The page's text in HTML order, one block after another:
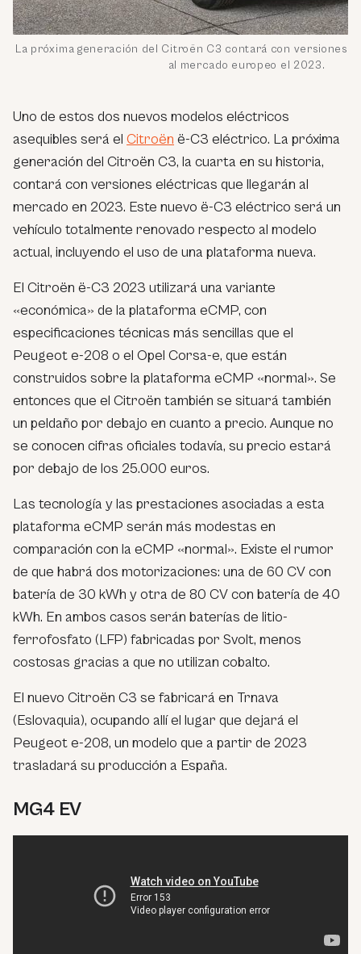
La próxima generación del Citroën C3 contará con versiones
al mercado europeo el 2023.
Uno de estos dos nuevos modelos eléctricos
asequibles será el Citroën ë-C3 eléctrico. La próxima
generación del Citroën C3, la cuarta en su historia,
contará con versiones eléctricas que llegarán al
mercado en 2023. Este nuevo ë-C3 eléctrico será un
vehículo totalmente renovado respecto al modelo
actual, incluyendo el uso de una plataforma nueva.
El Citroën ë-C3 2023 utilizará una variante
«económica» de la plataforma eCMP, con
especificaciones técnicas más sencillas que el
Peugeot e-208 o el Opel Corsa-e, que están
construidos sobre la plataforma eCMP «normal». Se
entonces que el Citroën también se situará también
un peldaño por debajo en cuanto a precio. Aunque no
se conocen cifras oficiales todavía, su precio estará
por debajo de los 25.000 euros.
Las tecnología y las prestaciones asociadas a esta
plataforma eCMP serán más modestas en
comparación con la eCMP «normal». Existe el rumor
de que habrá dos motorizaciones: una de 60 CV con
batería de 30 kWh y otra de 80 CV con batería de 40
kWh. En ambos casos serán baterías de litio-
ferrofosfato (LFP) fabricadas por Svolt, menos
costosas gracias a que no utilizan cobalto.
El nuevo Citroën C3 se fabricará en Trnava
(Eslovaquia), ocupando allí el lugar que dejará el
Peugeot e-208, un modelo que a partir de 2023
trasladará su producción a España.
MG4 EV